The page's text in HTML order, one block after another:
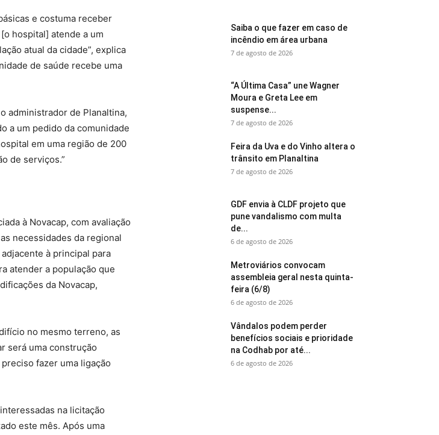
e costuma receber
hospital] atende a um
atual da cidade”, explica
de saúde recebe uma
administrador de Planaltina,
a um pedido da comunidade
em uma região de 200
de serviços.”
à Novacap, com avaliação
necessidades da regional
à principal para
atender a população que
da Novacap,
no mesmo terreno, as
será uma construção
fazer uma ligação
na licitação
este mês. Após uma
Saiba o que fazer em caso de
incêndio em área urbana
7 de agosto de 2026
“A Última Casa” une Wagner
Moura e Greta Lee em
suspense...
7 de agosto de 2026
Feira da Uva e do Vinho altera o
trânsito em Planaltina
7 de agosto de 2026
GDF envia à CLDF projeto que
pune vandalismo com multa
de...
6 de agosto de 2026
Metroviários convocam
assembleia geral nesta quinta-
feira (6/8)
6 de agosto de 2026
Vândalos podem perder
benefícios sociais e prioridade
na Codhab por até...
6 de agosto de 2026